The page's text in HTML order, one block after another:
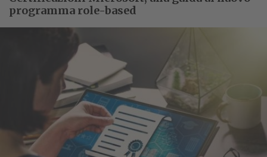
programma role-based